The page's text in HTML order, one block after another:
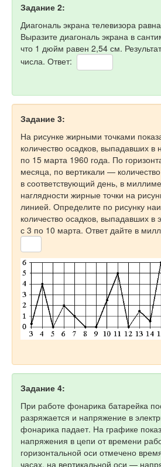
Задание 2:
Диагональ экрана телевизора
Выразите диагональ экрана в
что 1 дюйм равен 2,54 см.
числа. Ответ:
Задание 3:
На рисунке жирными точками
количество осадков, выпадавших в
по 15 марта 1960 года. По
месяца, по вертикали —
в соответствующий день, в
наглядности жирные точки на
линией. Определите по рисунку
количество осадков, выпадавших в
с 3 по 10 марта. Ответ дайте в
Задание 4:
При работе фонарика батарейка
разряжается и напряжение в
фонарика падает. На графике
напряжения в цепи от времени
горизонтальной оси отмечено
часах, на вертикальной оси —